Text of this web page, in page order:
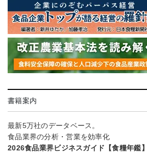
書籍案内
最新5万社のデータベース。
食品業界の分析・営業を効率化
2026食品業界ビジネスガイド【食糧年鑑】